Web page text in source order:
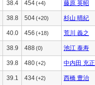
38.4 454(+4) 藤原 英昭
38.8 504(+20) 杉山 晴紀
40.0 456 (+18) 荒川 義之
38.9 488 (0) 池江 泰寿
39.8 480(+2) 中内田 充正
39.1 434(+2) 西橋 豊治